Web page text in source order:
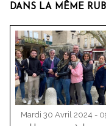
DANS LA MÊME
Mardi 30 Avril 2024 -